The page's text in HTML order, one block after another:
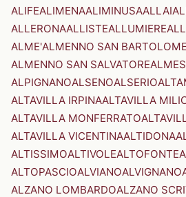
ALIFEALIMENAALIMINUSAALLAI
ALLERONAALLISTEALLUMIERE
ALME'ALMENNO SAN
ALMENNO SAN SALVATORE
ALPIGNANOALSENOALSERIO
ALTAVILLA IRPINAALTAVILLA
ALTAVILLA MONFERRATO
ALTAVILLA VICENTINAALTIDONA
ALTISSIMOALTIVOLEALTOFONTE
ALTOPASCIOALVIANOALVIGNANO
ALZANO LOMBARDOALZANO